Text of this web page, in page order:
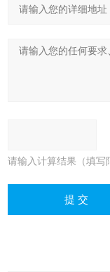
请输入计算结果（填写